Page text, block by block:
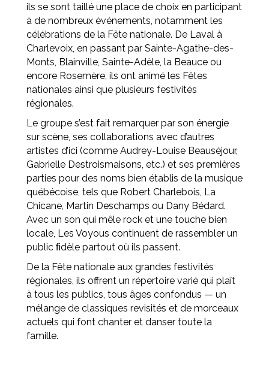
ils se sont taillé une place de choix en participant
à de nombreux événements, notamment les
célébrations de la Fête nationale. De Laval à
Charlevoix, en passant par Sainte-Agathe-des-
Monts, Blainville, Sainte-Adèle, la Beauce ou
encore Rosemère, ils ont animé les Fêtes
nationales ainsi que plusieurs festivités
régionales.
Le groupe s’est fait remarquer par son énergie
sur scène, ses collaborations avec d’autres
artistes d’ici (comme Audrey-Louise Beauséjour,
Gabrielle Destroismaisons, etc.) et ses premières
parties pour des noms bien établis de la musique
québécoise, tels que Robert Charlebois, La
Chicane, Martin Deschamps ou Dany Bédard.
Avec un son qui mêle rock et une touche bien
locale, Les Voyous continuent de rassembler un
public ﬁdèle partout où ils passent.
De la Fête nationale aux grandes festivités
régionales, ils offrent un répertoire varié qui plaît
à tous les publics, tous âges confondus — un
mélange de classiques revisités et de morceaux
actuels qui font chanter et danser toute la
famille.